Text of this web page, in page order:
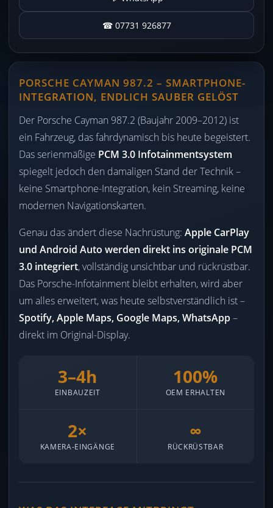
☎ 07731 926877
PORSCHE CAYMAN 987.2 – SMARTPHONE-
INTEGRATION, ENDLICH SAUBER GELÖST
Der Porsche Cayman 987.2 (Baujahr 2009–2012) ist
ein Fahrzeug, das fahrdynamisch bis heute begeistert.
Das serienmäßige PCM 3.0 Infotainmentsystem
spiegelt jedoch den damaligen Stand der Technik –
keine Smartphone-Integration, kein Streaming, keine
modernen Navigationskarten.
Genau das ändert diese Nachrüstung: Apple CarPlay
und Android Auto werden direkt ins originale PCM
3.0 integriert, vollständig unsichtbar und rückrüstbar.
Das Porsche-Infotainment bleibt erhalten, wird aber
um alles erweitert, was heute selbstverständlich ist –
Spotify, Apple Maps, Google Maps, WhatsApp–
direkt im Original-Display.
3–4h
EINBAUZEIT
100%
OEM ERHALTEN
2×
KAMERA-EINGÄNGE
∞
RÜCKRÜSTBAR